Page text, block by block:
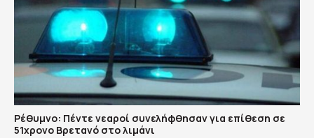
Ρέθυμνο: Πέντε νεαροί συνελήφθησαν για επίθεση σε
51χρονο Βρετανό στο λιμάνι